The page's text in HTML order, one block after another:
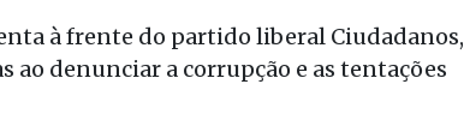
à frente do partido liberal Ciudadanos,
ao denunciar a corrupção e as tentações